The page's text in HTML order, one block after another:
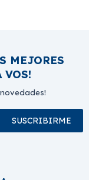
MEJORES
VOS!
SUSCRIBIRME